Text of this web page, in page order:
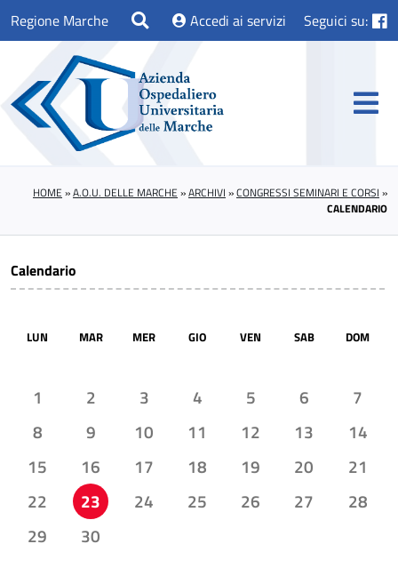
Regione Marche Accedi ai servizi Seguici su:
HOME »A.O.U. DELLE MARCHE »ARCHIVI »CONGRESSI SEMINARI E CORSI »
CALENDARIO
Calendario
LUN MAR MER GIO VEN SAB DOM
1 2 3 4 5 6
7
8
9 10 11 12 13
14
15
16 17 18 19 20
21
22
23 24 25 26 27
28
29
30